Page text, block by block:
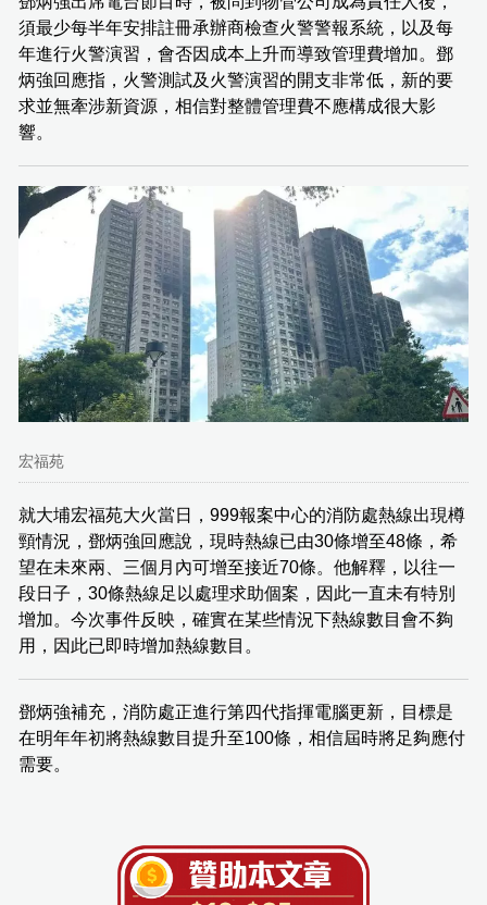
須最少每半年安排註冊承辦商檢查火警警報系統，以及每
年進行火警演習，會否因成本上升而導致管理費增加。鄧
炳強回應指，火警測試及火警演習的開支非常低，新的要
求並無牽涉新資源，相信對整體管理費不應構成很大影
響。
宏福苑
就大埔宏福苑大火當日，999報案中心的消防處熱線出現樽
頸情況，鄧炳強回應說，現時熱線已由30條增至48條，希
望在未來兩、三個月內可增至接近70條。他解釋，以往一
段日子，30條熱線足以處理求助個案，因此一直未有特別
增加。今次事件反映，確實在某些情況下熱線數目會不夠
用，因此已即時增加熱線數目。
鄧炳強補充，消防處正進行第四代指揮電腦更新，目標是
在明年年初將熱線數目提升至100條，相信屆時將足夠應付
需要。